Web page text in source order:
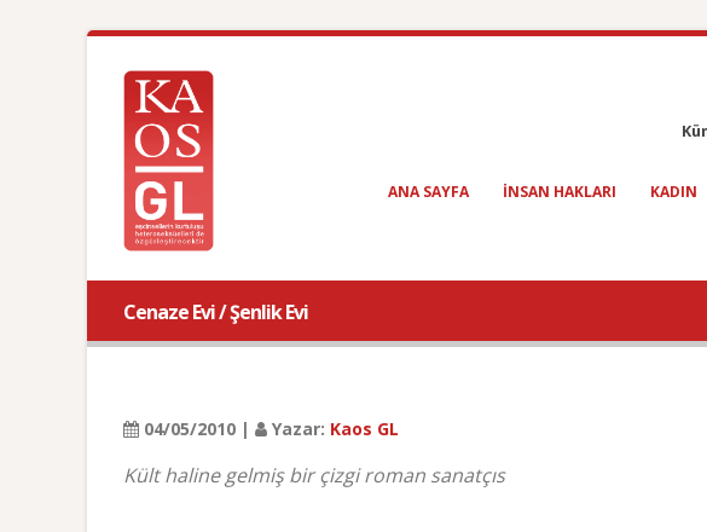
ANA SAYFA INSAN HAKLARI KADIN
Cenaze Evi / Şenlik Evi
04/05/2010 | Yazar: Kaos GL
Kült haline gelmiş bir çizgi roman sanatçıs